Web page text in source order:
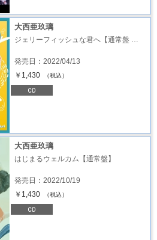
大西亜玖璃
ジェリーフィッシュな君へ【通常盤 …
発売日：2022/04/13
￥1,430
（税込）
大西亜玖璃
はじまるウェルカム【通常盤】
発売日：2022/10/19
￥1,430
（税込）